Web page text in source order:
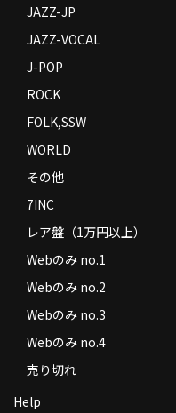
JAZZ-JP
JAZZ-VOCAL
J-POP
ROCK
FOLK,SSW
WORLD
その他
7INC
レア盤（1万円以上）
Webのみ no.1
Webのみ no.2
Webのみ no.3
Webのみ no.4
売り切れ
Help